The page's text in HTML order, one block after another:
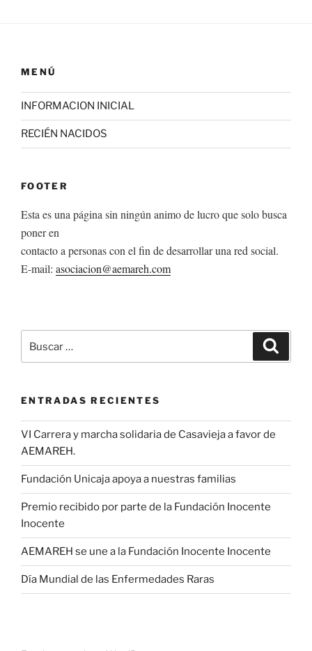
MENÚ
INFORMACION INICIAL
RECIÉN NACIDOS
FOOTER
Esta es una página sin ningún animo de lucro que solo busca
poner en
contacto a personas con el fin de desarrollar una red social.
E-mail: asociacion@aemareh.com
por:
ENTRADAS RECIENTES
VI Carrera y marcha solidaria de Casavieja a favor de
AEMAREH.
Fundación Unicaja apoya a nuestras familias
Premio recibido por parte de la Fundación Inocente
Inocente
AEMAREH se une a la Fundación Inocente Inocente
Día Mundial de las Enfermedades Raras